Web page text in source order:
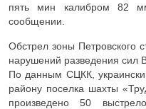
пять мин калибром 82
сообщении.
Обстрел зоны
нарушений разведения сил
По данным СЦКК,
району поселка шахты
произведено 50